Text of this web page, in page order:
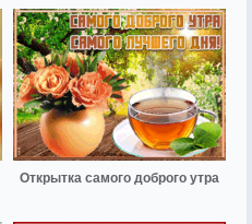
Открытка самого доброго утра